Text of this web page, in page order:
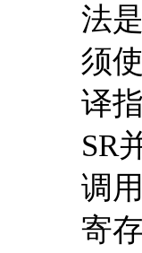
法
须
译
SR
调
寄